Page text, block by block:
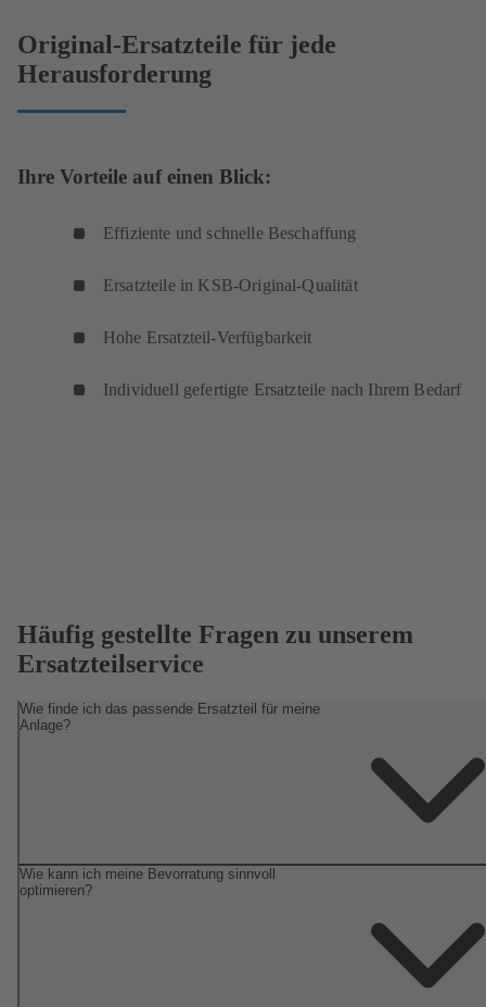
Original-Ersatzteile für jede
Herausforderung
Ihre Vorteile auf einen Blick:
Effiziente und schnelle Beschaffung
Ersatzteile in KSB-Original-Qualität
Hohe Ersatzteil-Verfügbarkeit
Individuell gefertigte Ersatzteile nach Ihrem Bedarf
Häufig gestellte Fragen zu unserem
Ersatzteilservice
Wie finde ich das passende Ersatzteil für meine
Anlage?
Wie kann ich meine Bevorratung sinnvoll
optimieren?